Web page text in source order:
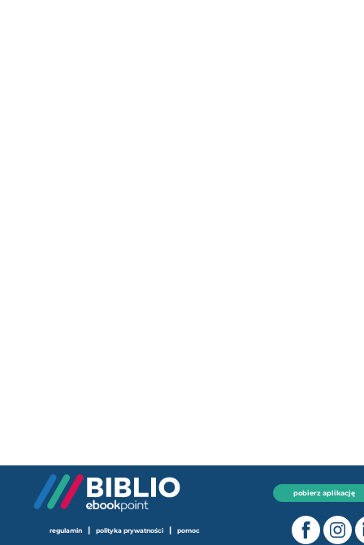
pobierz aplikację
regulamin | polityka prywatności | pomoc